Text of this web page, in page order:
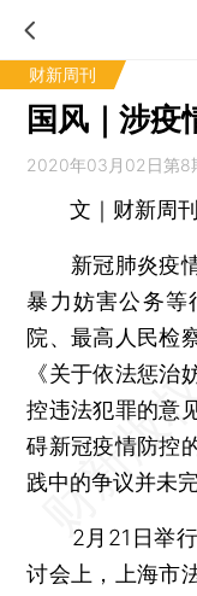
财新周刊
国风｜涉疫
2020年03月02日第8
文｜财新周
新冠肺炎疫情
暴力妨害公务等
院、最高人民检
《关于依法惩治
控违法犯罪的意
碍新冠疫情防控
践中的争议并未
2月21日举行
讨会上，上海市